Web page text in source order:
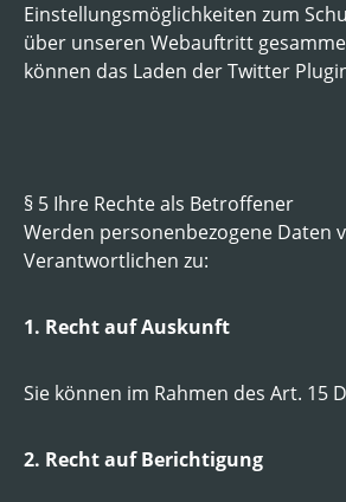
Einstellungsmöglichkeiten zum
über unseren Webauftritt
können das Laden der Twitter
§ 5 Ihre Rechte als Betroffener
Werden personenbezogene Daten
Verantwortlichen zu:
1. Recht auf Auskunft
Sie können im Rahmen des Art. 15
2. Recht auf Berichtigung